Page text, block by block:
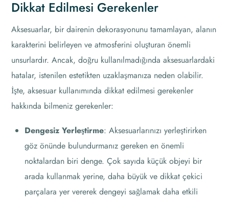
Dikkat Edilmesi Gerekenler
Aksesuarlar, bir dairenin dekorasyonunu tamamlayan, alanın
karakterini belirleyen ve atmosferini oluşturan önemli
unsurlardır. Ancak, doğru kullanılmadığında aksesuarlardaki
hatalar, istenilen estetikten uzaklaşmanıza neden olabilir.
İşte, aksesuar kullanımında dikkat edilmesi gerekenler
hakkında bilmeniz gerekenler:
Dengesiz Yerleştirme: Aksesuarlarınızı yerleştirirken
göz önünde bulundurmanız gereken en önemli
noktalardan biri denge. Çok sayıda küçük objeyi bir
arada kullanmak yerine, daha büyük ve dikkat çekici
parçalara yer vererek dengeyi sağlamak daha etkili